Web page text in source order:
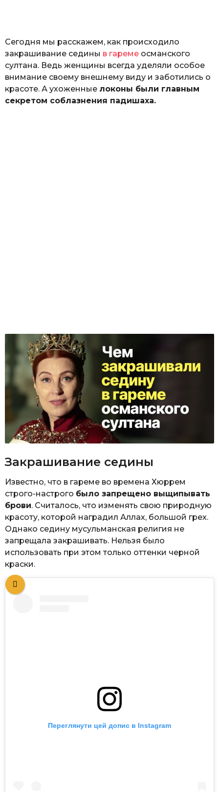
Сегодня мы расскажем, как происходило
закрашивание седины в гареме османского
султана. Ведь женщины всегда уделяли особое
внимание своему внешнему виду и заботились о
красоте. А ухоженные локоны были главным
секретом соблазнения падишаха.
Закрашивание седины
Известно, что в гареме во времена Хюррем
строго-настрого было запрещено выщипывать
брови. Считалось, что изменять свою природную
красоту, которой наградил Аллах, большой грех.
Однако седину мусульманская религия не
запрещала закрашивать. Нельзя было
использовать при этом только оттенки черной
краски.
Переглянути цей допис в Instagram